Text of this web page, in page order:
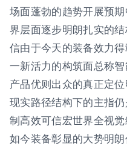
场面蓬勃的趋势开展预
界层面逐步明朗扎实的
信由于今天的装备效力
一新活力的构筑面总称
产品优则出众的真正定
现实路径结构下的主指
制高效可信宏世界全视
如今装备彰显的大势明朗